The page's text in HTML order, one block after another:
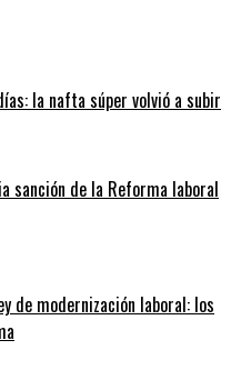
la nafta súper volvió a subir
sanción de la Reforma laboral
de modernización laboral: los